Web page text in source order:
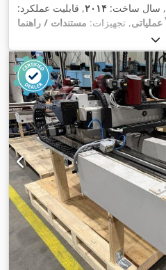
, سال ساخت: ۲۰۱۴, قابلیت عملکرد:
عملیاتی, تجهیزات: مستندات / راهنما